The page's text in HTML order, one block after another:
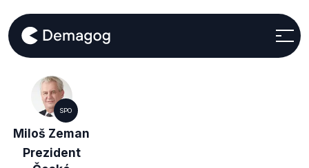
SPO
Miloš Zeman
Prezident